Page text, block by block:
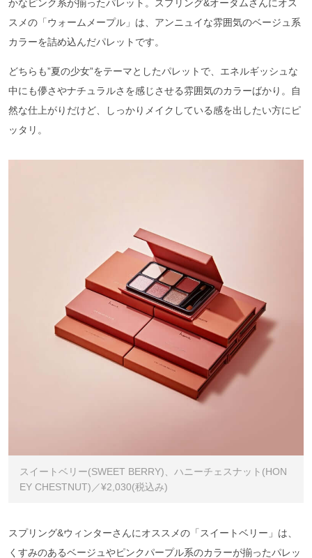
かなピンク系が揃ったパレット。スプリング&オータムさんにオス
スメの「ウォームメープル」は、アンニュイな雰囲気のベージュ系
カラーを詰め込んだパレットです。
どちらも”夏の少女”をテーマとしたパレットで、エネルギッシュな
中にも儚さやナチュラルさを感じさせる雰囲気のカラーばかり。自
然な仕上がりだけど、しっかりメイクしている感を出したい方にピ
ッタリ。
スイートベリー(SWEET BERRY)、ハニーチェスナット(HON
EY CHESTNUT)／¥2,030(税込み)
スプリング&ウィンターさんにオススメの「スイートベリー」は、
くすみのあるベージュやピンクパープル系のカラーが揃ったパレッ